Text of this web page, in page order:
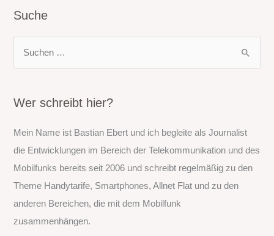
Suche
h
n
n
a
h
:
Wer schreibt hier?
Mein Name ist Bastian Ebert und ich begleite als Journalist
die Entwicklungen im Bereich der Telekommunikation und des
Mobilfunks bereits seit 2006 und schreibt regelmäßig zu den
Theme Handytarife, Smartphones, Allnet Flat und zu den
anderen Bereichen, die mit dem Mobilfunk
zusammenhängen.